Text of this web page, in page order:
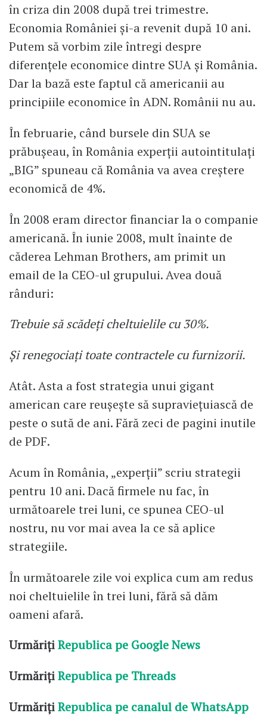
în criza din 2008 după trei trimestre.
Economia României și-a revenit după 10 ani.
Putem să vorbim zile întregi despre
diferențele economice dintre SUA și România.
Dar la bază este faptul că americanii au
principiile economice în ADN. Românii nu au.
În februarie, când bursele din SUA se
prăbușeau, în România experții autointitulați
„BIG” spuneau că România va avea creștere
economică de 4%.
În 2008 eram director financiar la o companie
americană. În iunie 2008, mult înainte de
căderea Lehman Brothers, am primit un
email de la CEO-ul grupului. Avea două
rânduri:
Trebuie să scădeți cheltuielile cu 30%.
Și renegociați toate contractele cu furnizorii.
Atât. Asta a fost strategia unui gigant
american care reușește să supraviețuiască de
peste o sută de ani. Fără zeci de pagini inutile
de PDF.
Acum în România, „experții” scriu strategii
pentru 10 ani. Dacă firmele nu fac, în
următoarele trei luni, ce spunea CEO-ul
nostru, nu vor mai avea la ce să aplice
strategiile.
În următoarele zile voi explica cum am redus
noi cheltuielile în trei luni, fără să dăm
oameni afară.
UrmărițiRepublica pe Google News
UrmărițiRepublica pe Threads
UrmărițiRepublica pe canalul de WhatsApp